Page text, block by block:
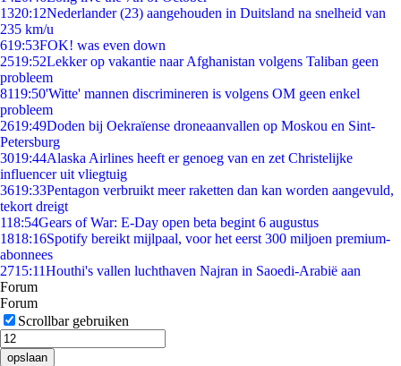
1320:12Nederlander (23) aangehouden in Duitsland na snelheid van
235 km/u
619:53FOK! was even down
2519:52Lekker op vakantie naar Afghanistan volgens Taliban geen
probleem
8119:50'Witte' mannen discrimineren is volgens OM geen enkel
probleem
2619:49Doden bij Oekraïense droneaanvallen op Moskou en Sint-
Petersburg
3019:44Alaska Airlines heeft er genoeg van en zet Christelijke
influencer uit vliegtuig
3619:33Pentagon verbruikt meer raketten dan kan worden aangevuld,
tekort dreigt
118:54Gears of War: E-Day open beta begint 6 augustus
1818:16Spotify bereikt mijlpaal, voor het eerst 300 miljoen premium-
abonnees
2715:11Houthi's vallen luchthaven Najran in Saoedi-Arabië aan
Forum
Forum
Scrollbar gebruiken
opslaan